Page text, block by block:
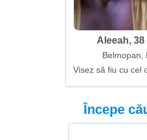
Aleeah, 38
Belmopan,
Visez să fiu cu cel
Începe